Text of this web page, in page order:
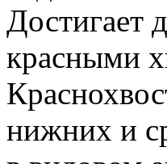
Достигает
красными
нижних и